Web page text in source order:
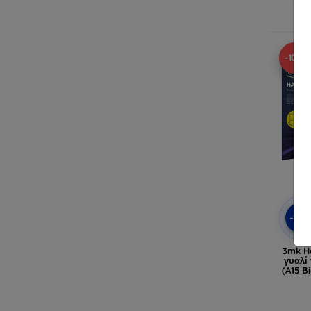
-10%
-10%
3mk
(A15